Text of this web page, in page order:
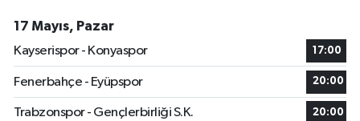
17 Mayıs, Pazar
Kayserispor - Konyaspor
17:00
Fenerbahçe - Eyüpspor 20:00
Trabzonspor - Gençlerbirliği S.K. 20:00